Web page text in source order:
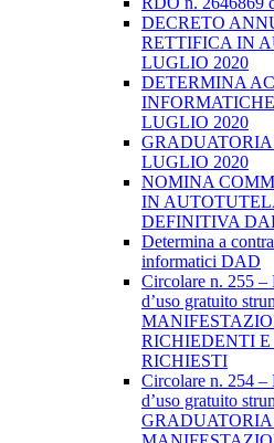
DECRETO
RETTIFICA IN
LUGLIO 2020
DETERMINA
LUGLIO 2020
LUGLIO 2020
NOMINA
IN
DEFINITIVA
Determina a
informatici DAD
Circolare n. 255
d’uso gratuito
RICHIEDENTI
RICHIESTI
Circolare n. 254
d’uso gratuito